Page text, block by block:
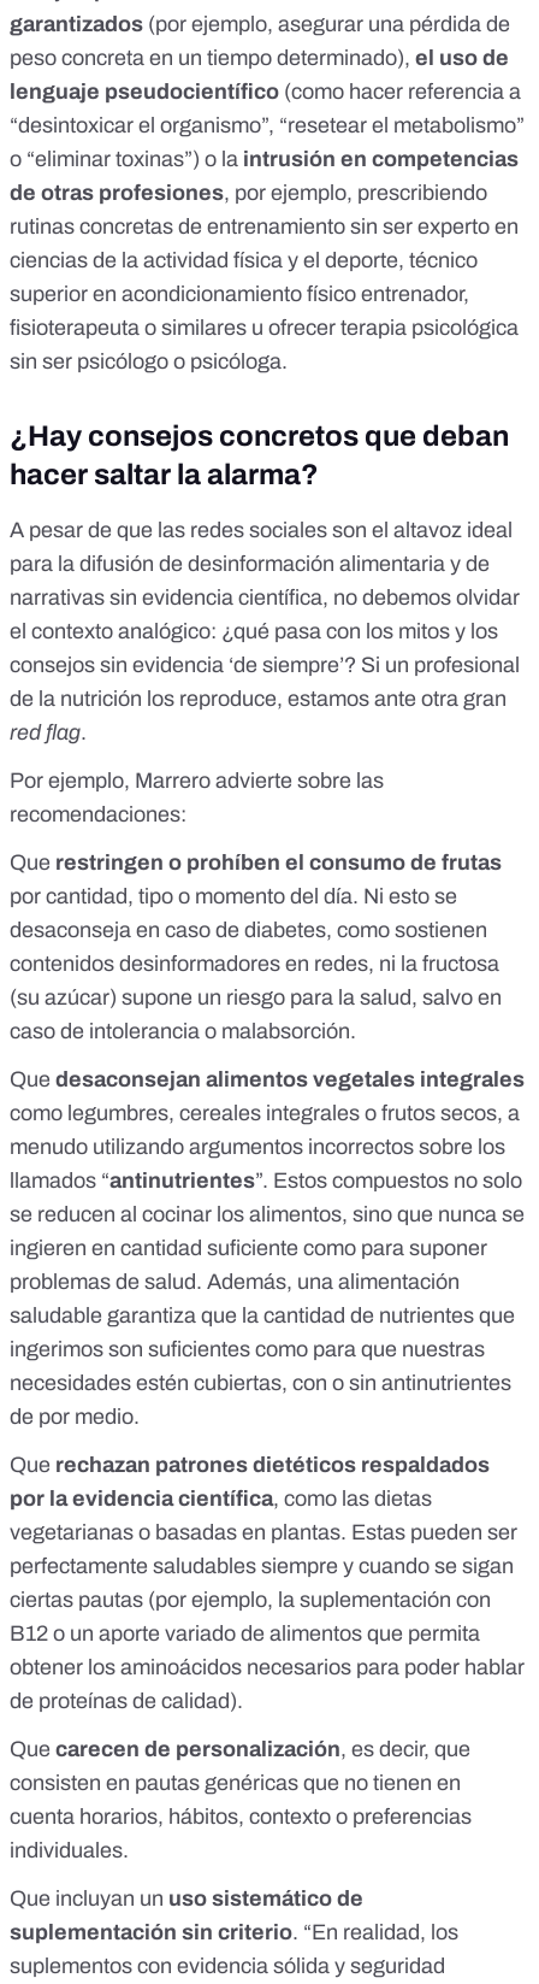
garantizados (por ejemplo, asegurar una pérdida de
peso concreta en un tiempo determinado), el uso de
lenguaje pseudocientífico (como hacer referencia a
“desintoxicar el organismo”, “resetear el metabolismo”
o “eliminar toxinas”) o la intrusión en competencias
de otras profesiones, por ejemplo, prescribiendo
rutinas concretas de entrenamiento sin ser experto en
ciencias de la actividad física y el deporte, técnico
superior en acondicionamiento físico entrenador,
fisioterapeuta o similares u ofrecer terapia psicológica
sin ser psicólogo o psicóloga.
¿Hay consejos concretos que deban
hacer saltar la alarma?
A pesar de que las redes sociales son el altavoz ideal
para la difusión de desinformación alimentaria y de
narrativas sin evidencia científica, no debemos olvidar
el contexto analógico: ¿qué pasa con los mitos y los
consejos sin evidencia ‘de siempre’? Si un profesional
de la nutrición los reproduce, estamos ante otra gran
red flag.
Por ejemplo, Marrero advierte sobre las
recomendaciones:
Que restringen o prohíben el consumo de frutas
por cantidad, tipo o momento del día. Ni esto se
desaconseja en caso de diabetes, como sostienen
contenidos desinformadores en redes, ni la fructosa
(su azúcar) supone un riesgo para la salud, salvo en
caso de intolerancia o malabsorción.
Que desaconsejan alimentos vegetales integrales
como legumbres, cereales integrales o frutos secos, a
menudo utilizando argumentos incorrectos sobre los
llamados “antinutrientes”. Estos compuestos no solo
se reducen al cocinar los alimentos, sino que nunca se
ingieren en cantidad suficiente como para suponer
problemas de salud. Además, una alimentación
saludable garantiza que la cantidad de nutrientes que
ingerimos son suficientes como para que nuestras
necesidades estén cubiertas, con o sin antinutrientes
de por medio.
Que rechazan patrones dietéticos respaldados
por la evidencia científica, como las dietas
vegetarianas o basadas en plantas. Estas pueden ser
perfectamente saludables siempre y cuando se sigan
ciertas pautas (por ejemplo, la suplementación con
B12 o un aporte variado de alimentos que permita
obtener los aminoácidos necesarios para poder hablar
de proteínas de calidad).
Que carecen de personalización, es decir, que
consisten en pautas genéricas que no tienen en
cuenta horarios, hábitos, contexto o preferencias
individuales.
Que incluyan un uso sistemático de
suplementación sin criterio. “En realidad, los
suplementos con evidencia sólida y seguridad